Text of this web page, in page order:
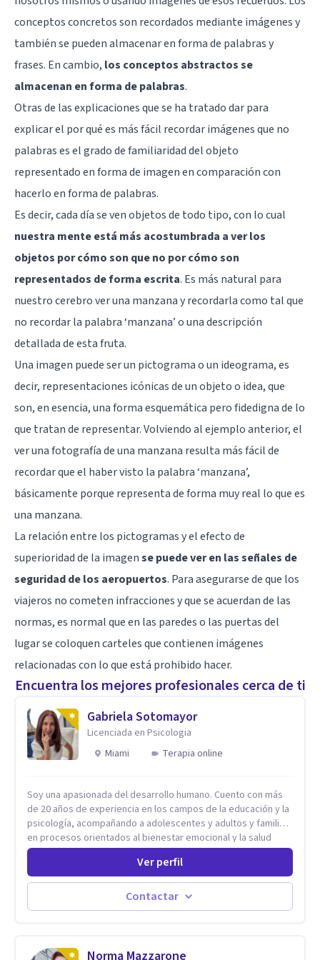
conceptos concretos son recordados mediante imágenes y
también se pueden almacenar en forma de palabras y
frases. En cambio, los conceptos abstractos se
almacenan en forma de palabras.
Otras de las explicaciones que se ha tratado dar para
explicar el por qué es más fácil recordar imágenes que no
palabras es el grado de familiaridad del objeto
representado en forma de imagen en comparación con
hacerlo en forma de palabras.
Es decir, cada día se ven objetos de todo tipo, con lo cual
nuestra mente está más acostumbrada a ver los
objetos por cómo son que no por cómo son
representados de forma escrita. Es más natural para
nuestro cerebro ver una manzana y recordarla como tal que
no recordar la palabra ‘manzana’ o una descripción
detallada de esta fruta.
Una imagen puede ser un pictograma o un ideograma, es
decir, representaciones icónicas de un objeto o idea, que
son, en esencia, una forma esquemática pero fidedigna de lo
que tratan de representar. Volviendo al ejemplo anterior, el
ver una fotografía de una manzana resulta más fácil de
recordar que el haber visto la palabra ‘manzana’,
básicamente porque representa de forma muy real lo que es
una manzana.
La relación entre los pictogramas y el efecto de
superioridad de la imagense puede ver en las señales de
seguridad de los aeropuertos. Para asegurarse de que los
viajeros no cometen infracciones y que se acuerdan de las
normas, es normal que en las paredes o las puertas del
lugar se coloquen carteles que contienen imágenes
relacionadas con lo que está prohibido hacer.
Encuentra los mejores profesionales cerca de ti
Gabriela Sotomayor
Licenciada en Psicologia
Miami
Terapia online
Soy una apasionada del desarrollo humano. Cuento con más
de 20 años de experiencia en los campos de la educación y la
psicología, acompañando a adolescentes y adultos y familias
en procesos orientados al bienestar emocional y la salud
mental. Mi visión es contribuir, a través de mi trabajo, a que
las personas accedan a una vida más digna, plena y con
sentido. Considero que esto es posible cuando
desarrollamos una mayor conciencia de nuestro mundo
interior y de la manera en que nuestras experiencias influyen
basado en la comprensión, la compasión y el respeto por el
Ver perfil
Contactar
Norma Mazzarone